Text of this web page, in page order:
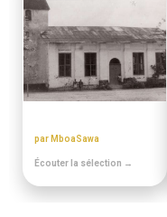
par MboaSawa
Écouter la sélection →